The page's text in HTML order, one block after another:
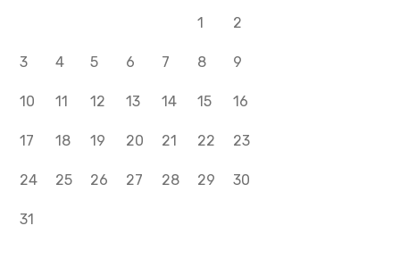
1
2
3 4 5 6 7 8 9
10 11 12 13 14 15 16
17 18 19 20 21 22 23
24 25 26 27 28 29 30
31